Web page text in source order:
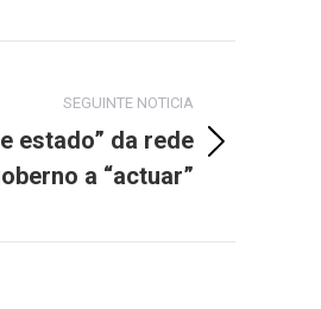
SEGUINTE NOTICIA
estado” da rede
a “actuar”